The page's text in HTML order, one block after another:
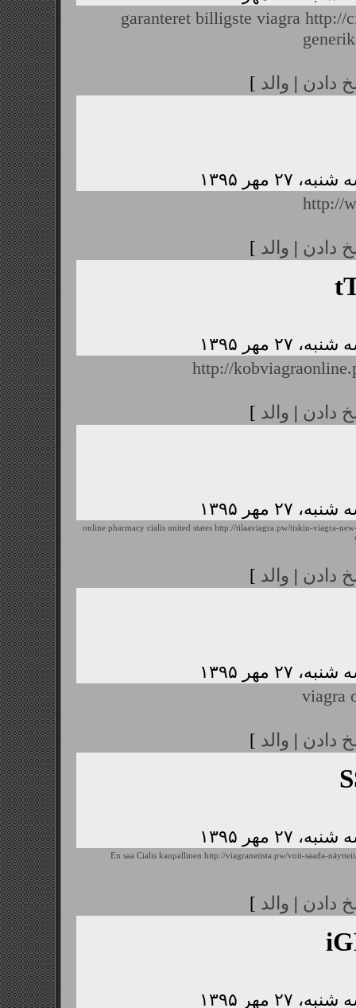
garanteret billigste viagra http://
دادن | والد ]
http://
دادن | والد ]
http://
دادن | والد ]
online pharmacy cialis united states http://tilaaviagra.pw/tiskin-viagra-
دادن | والد ]
viagra
دادن | والد ]
En saa Cialis kaupallinen http://viagranetista.pw/voit-saada-
دادن | والد ]